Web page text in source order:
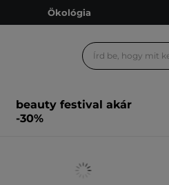
Ajándékkártya
Ingyenes szállítás 15 000 Ft-tól
Ökológia
beauty festival akár
-30%